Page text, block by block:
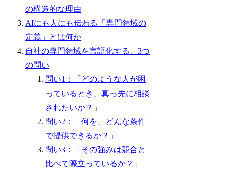
の構造的な理由
AIにも人にも伝わる「専門領域の
定義」とは何か
自社の専門領域を言語化する、3つ
の問い
問い1：「どのような人が困
っているとき、真っ先に相談
されたいか？」
問い2：「何を、どんな条件
で提供できるか？」
問い3：「その強みは競合と
比べて際立っているか？」